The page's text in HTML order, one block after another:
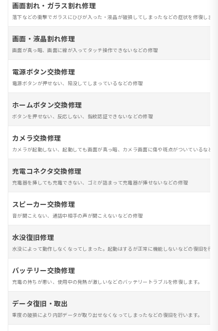
画面割れ・ガラス割れ修理
落下などの衝撃でガラスにひびが入った・液晶が破損してしまったなどの症状を修復しま
画面・液晶割れ修理
画面が真っ暗、画面に線が入ってタッチ操作できないなどの修理
電源ボタン交換修理
電源ボタンが押せない、陥没してしまっているなどの修理
ホームボタン交換修理
ボタンを押せない、反応しない、指紋認証できないなどの修理
カメラ交換修理
カメラが起動しない、起動しても画面が真っ暗、カメラ画面に傷や斑点がついているなど
充電コネクタ交換修理
充電器を挿しても充電できない、ゴミが詰まって充電器が挿せないなどの修理
スピーカー交換修理
音が聞こえない、通話中相手の声が聞こえないなどの修理
水没復旧修理
水没によって動作しなくなってしまった。起動はするが正常に機能しないなどの復旧を行
バッテリー交換修理
充電の持ちが悪い、使用中の発熱が激しいなどのバッテリートラブルを修復します。
データ復旧・取出
重度の破損により内部データが取り出せなくなってしまったなどの復旧を行います。